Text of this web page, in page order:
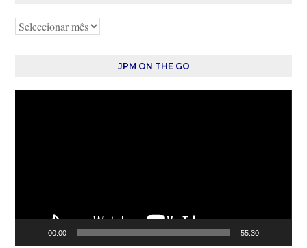
Arquivo
JPM ON THE GO
00:00 55:30